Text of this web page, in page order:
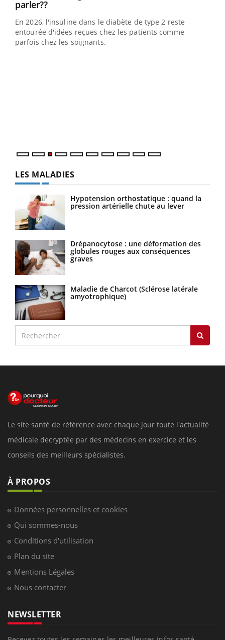
parler??Youtube
En 2026, l'insuline dans le diabète de type 2 reste
entourée d'idées reçues chez les patients comme
parfois chez les soignants.
LES MALADIES
Hypotension orthostatique : quand la
pression artérielle chute au lever
Drépanocytose : une déformation des
globules rouges aux conséquences
graves
Maladie de Charcot (Sclérose latérale
amyotrophique)
Le site santé de référence avec chaque jour toute l'actualité
médicale decryptée par des médecins en exercice et les
conseils des meilleurs spécialistes.
À PROPOS
Données personnelles et cookies
Qui sommes-nous
Conditions d'utilisation
Plan du site
Mentions Légales
Nous contacter
NEWSLETTER